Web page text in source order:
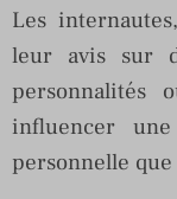
Les
leur avis sur
personnalités
influencer
personnelle